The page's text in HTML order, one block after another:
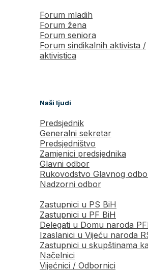
Forum mladih
Forum žena
Forum seniora
Forum sindikalnih aktivista /
aktivistica
Naši ljudi
Predsjednik
Generalni sekretar
Predsjedništvo
Zamjenici predsjednika
Glavni odbor
Rukovodstvo Glavnog
Nadzorni odbor
Zastupnici u PS BiH
Zastupnici u PF BiH
Delegati u Domu naroda
Izaslanici u Vijeću naroda
Zastupnici u skupštinama
Načelnici
Vijećnici / Odbornici